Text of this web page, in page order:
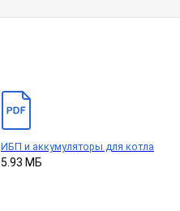
ИБП и аккумуляторы для котла
5.93 МБ